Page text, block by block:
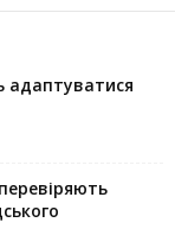
адаптуватися